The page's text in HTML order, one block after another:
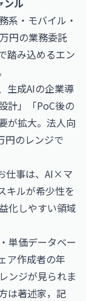
ンル
系・モバイル・
円の業務委託
踏み込めるエン
生成AIの企業導
計」「PoC後の
が拡大。法人向
円のレンジで
仕事は、AI×マ
キルが希少性を
化しやすい領域
単価データベー
ア作成者の年
ンジが見られま
は著述家，記